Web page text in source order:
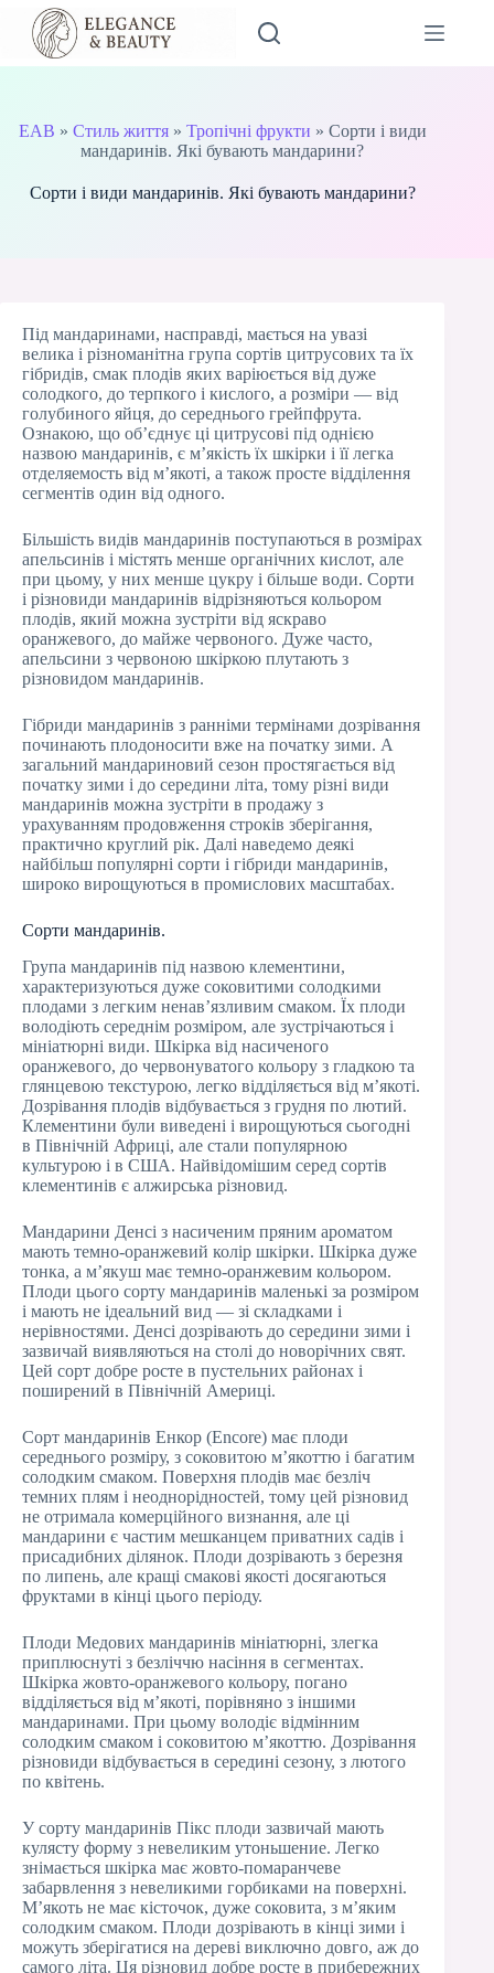
Перейти
вмісту
EAB » Стиль життя» Тропічні фрукти » Сорти і види
мандаринів. Які бувають мандарини?
Сорти і види мандаринів. Які бувають мандарини?
Під мандаринами, насправді, мається на увазі
велика і різноманітна група сортів цитрусових та їх
гібридів, смак плодів яких варіюється від дуже
солодкого, до терпкого і кислого, а розміри — від
голубиного яйця, до середнього грейпфрута.
Ознакою, що об’єднує ці цитрусові під однією
назвою мандаринів, є м’якість їх шкірки і її легка
отделяемость від м’якоті, а також просте відділення
сегментів один від одного.
Більшість видів мандаринів поступаються в розмірах
апельсинів і містять менше органічних кислот, але
при цьому, у них менше цукру і більше води. Сорти
і різновиди мандаринів відрізняються кольором
плодів, який можна зустріти від яскраво
оранжевого, до майже червоного. Дуже часто,
апельсини з червоною шкіркою плутають з
різновидом мандаринів.
Гібриди мандаринів з ранніми термінами дозрівання
починають плодоносити вже на початку зими. А
загальний мандариновий сезон простягається від
початку зими і до середини літа, тому різні види
мандаринів можна зустріти в продажу з
урахуванням продовження строків зберігання,
практично круглий рік. Далі наведемо деякі
найбільш популярні сорти і гібриди мандаринів,
широко вирощуються в промислових масштабах.
Сорти мандаринів.
Група мандаринів під назвою клементини,
характеризуються дуже соковитими солодкими
плодами з легким ненав’язливим смаком. Їх плоди
володіють середнім розміром, але зустрічаються і
мініатюрні види. Шкірка від насиченого
оранжевого, до червонуватого кольору з гладкою та
глянцевою текстурою, легко відділяється від м’якоті.
Дозрівання плодів відбувається з грудня по лютий.
Клементини були виведені і вирощуються сьогодні
в Північній Африці, але стали популярною
культурою і в США. Найвідомішим серед сортів
клементинів є алжирська різновид.
Мандарини Денсі з насиченим пряним ароматом
мають темно-оранжевий колір шкірки. Шкірка дуже
тонка, а м’якуш має темно-оранжевим кольором.
Плоди цього сорту мандаринів маленькі за розміром
і мають не ідеальний вид — зі складками і
нерівностями. Денсі дозрівають до середини зими і
зазвичай виявляються на столі до новорічних свят.
Цей сорт добре росте в пустельних районах і
поширений в Північній Америці.
Сорт мандаринів Енкор (Encore) має плоди
середнього розміру, з соковитою м’якоттю і багатим
солодким смаком. Поверхня плодів має безліч
темних плям і неоднорідностей, тому цей різновид
не отримала комерційного визнання, але ці
мандарини є частим мешканцем приватних садів і
присадибних ділянок. Плоди дозрівають з березня
по липень, але кращі смакові якості досягаються
фруктами в кінці цього періоду.
Плоди Медових мандаринів мініатюрні, злегка
приплюснуті з безліччю насіння в сегментах.
Шкірка жовто-оранжевого кольору, погано
відділяється від м’якоті, порівняно з іншими
мандаринами. При цьому володіє відмінним
солодким смаком і соковитою м’якоттю. Дозрівання
різновиди відбувається в середині сезону, з лютого
по квітень.
У сорту мандаринів Пікс плоди зазвичай мають
кулясту форму з невеликим утоньшение. Легко
знімається шкірка має жовто-помаранчеве
забарвлення з невеликими горбиками на поверхні.
М’якоть не має кісточок, дуже соковита, з м’яким
солодким смаком. Плоди дозрівають в кінці зими і
можуть зберігатися на дереві виключно довго, аж до
самого літа. Ця різновид добре росте в прибережних